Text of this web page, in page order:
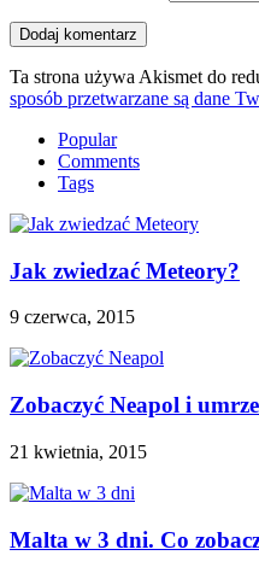
Ta strona używa Akismet do
sposób przetwarzane są dane
Popular
Comments
Tags
Jak zwiedzać Meteory?
9 czerwca, 2015
Zobaczyć Neapol i
21 kwietnia, 2015
Malta w 3 dni. Co